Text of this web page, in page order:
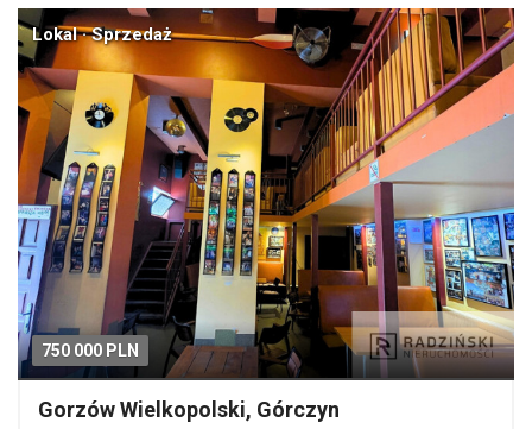
750 000 PLN
Lokal · Sprzedaż
Gorzów Wielkopolski, Górczyn